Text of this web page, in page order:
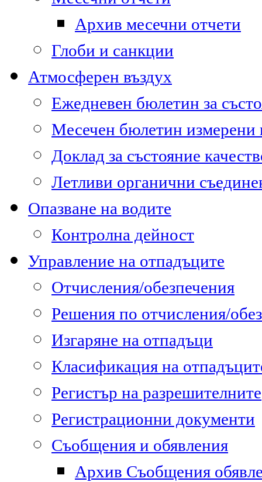
Архив месечни отчети
Глоби и санкции
Атмосферен въздух
Ежедневен бюлетин за
Месечен бюлетин
Доклад за състояние
Летливи органични
Опазване на водите
Контролна дейност
Управление на отпадъците
Отчисления/обезпечения
Решения по отчисления/
Изгаряне на отпадъци
Класификация на
Регистър на разрешителните
Регистрационни документи
Съобщения и обявления
Архив Съобщения